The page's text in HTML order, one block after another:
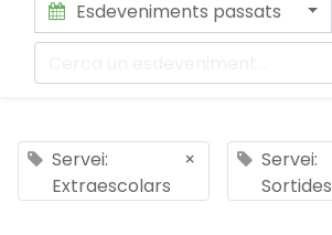
Esdeveniments passats
Servei:
Extraescolars
×
Servei:
Sortides